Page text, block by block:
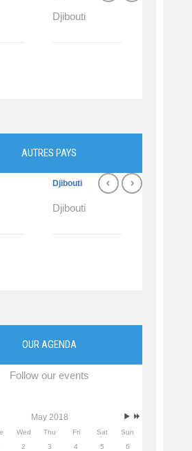
Djibouti
AUTRES PAYS
Djibouti
Djibouti
OUR AGENDA
Follow our events
May 2018
Wed Thu Fri Sat
Sun
2 3 4 5 6